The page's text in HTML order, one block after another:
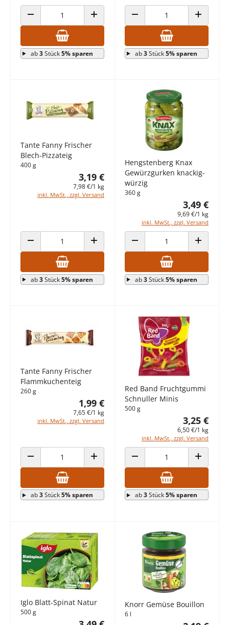
ANZAHL VERRINGERN ANZAHL ERHÖHEN
ab3Stück5% sparen
ANZAHL VERRINGERN ANZAHL
ab3Stück5% sparen
Tante Fanny Frischer
Blech-Pizzateig
400 g
3,19 €
7,98 €/1 kg
inkl. MwSt., zzgl. Versand
ANZAHL VERRINGERN ANZAHL ERHÖHEN
ab3Stück5% sparen
Hengstenberg Knax
Gewürzgurken knackig-
würzig
360 g
3,49 €
9,69 €/1 kg
inkl. MwSt., zzgl. Versand
ANZAHL VERRINGERN ANZAHL
ab3Stück5% sparen
Tante Fanny Frischer
Flammkuchenteig
260 g
1,99 €
7,65 €/1 kg
inkl. MwSt., zzgl. Versand
ANZAHL VERRINGERN ANZAHL ERHÖHEN
ab3Stück5% sparen
Red Band Fruchtgummi
Schnuller Minis
500 g
3,25 €
6,50 €/1 kg
inkl. MwSt., zzgl. Versand
ANZAHL VERRINGERN ANZAHL
ab3Stück5% sparen
Iglo Blatt-Spinat Natur
500 g
Knorr Gemüse Bouillon
6 l